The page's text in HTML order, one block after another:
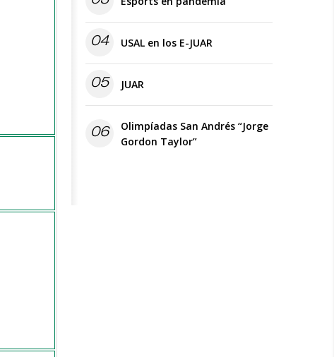
04 USAL en los E-JUAR
05 JUAR
06
Olimpíadas San Andrés “Jorge
Gordon Taylor”